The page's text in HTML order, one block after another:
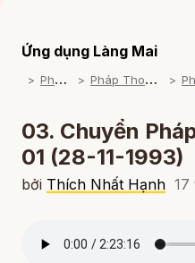
Ứng dụng Làng Mai
P
háp Thoại P
háp Thoại Thiền Sư Thích Nhất Hạnh
03. Chuyển
01 (28-11-1993)
bởi Thích Nhất Hạnh 17